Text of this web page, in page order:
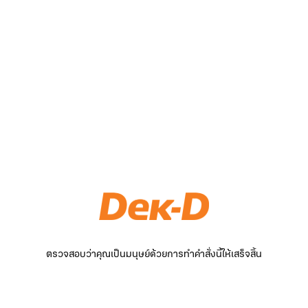
ตรวจสอบว่าคุณเป็นมนุษย์ด้วยการทำคำสั่งนี้ให้เสร็จสิ้น